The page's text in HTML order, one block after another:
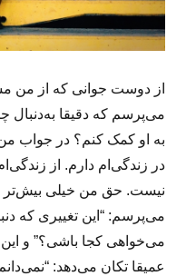
از دوست جوانی که از من
می‌پرسم که دقیقا به‌دنبال
به او کمک کنم؟ در جواب من
در زندگی‌ام دارم. از
نیست. حق من خیلی بیش‌تر
می‌پرسم: “این تغییری که
می‌خواهی کجا باشی؟” و
عمیقا تکان می‌دهد: